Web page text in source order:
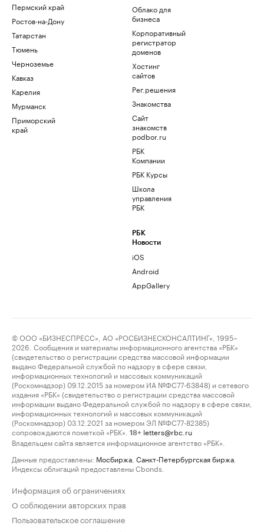
Пермский край
Ростов-на-Дону
Татарстан
Тюмень
Черноземье
Кавказ
Карелия
Мурманск
Приморский
край
Облако для
бизнеса
Корпоративный
регистратор
доменов
Хостинг
сайтов
Рег.решения
Знакомства
Сайт
знакомств
podbor.ru
РБК
Компании
РБК Курсы
Школа
управления
РБК
РБК
Новости
iOS
Android
AppGallery
© ООО «БИЗНЕСПРЕСС», АО «РОСБИЗНЕСКОНСАЛТИНГ», 1995–
2026. Сообщения и материалы информационного агентства «РБК»
(свидетельство о регистрации средства массовой информации
выдано Федеральной службой по надзору в сфере связи,
информационных технологий и массовых коммуникаций
(Роскомнадзор) 09.12.2015 за номером ИА №ФС77-63848) и сетевого
издания «РБК» (свидетельство о регистрации средства массовой
информации выдано Федеральной службой по надзору в сфере связи,
информационных технологий и массовых коммуникаций
(Роскомнадзор) 03.12.2021 за номером ЭЛ №ФС77-82385)
сопровождаются пометкой «РБК».
18+ letters@rbc.ru
Владельцем сайта является информационное агентство «РБК».
Данные предоставлены: Мосбиржа Санкт-Петербургская биржа
Индексы облигаций предоставлены Cbonds.
Информация об ограничениях
О соблюдении авторских прав
Пользовательское соглашение